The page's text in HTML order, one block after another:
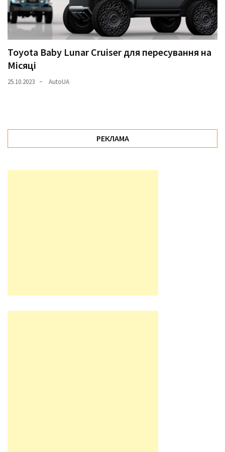
Toyota Baby Lunar Cruiser для пересування на
Місяці
25.10.2023 AutoUA
РЕКЛАМА